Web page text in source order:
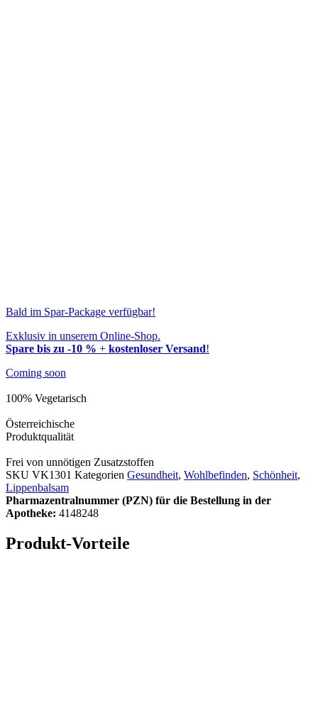
Bald im Spar-Package verfügbar!
Exklusiv in unserem Online-Shop.
Spare bis zu -10 % + kostenloser Versand!
Coming soon
100% Vegetarisch
Österreichische
Produktqualität
Frei von unnötigen Zusatzstoffen
SKU VK1301 Kategorien Gesundheit, Wohlbefinden, Schönheit,
Lippenbalsam
Pharmazentralnummer (PZN) für die Bestellung in der
Apotheke: 4148248
Produkt-Vorteile